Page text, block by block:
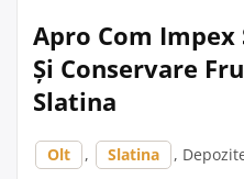
Apro Com Impex
Și Conservare
Slatina
Olt , Slatina ,